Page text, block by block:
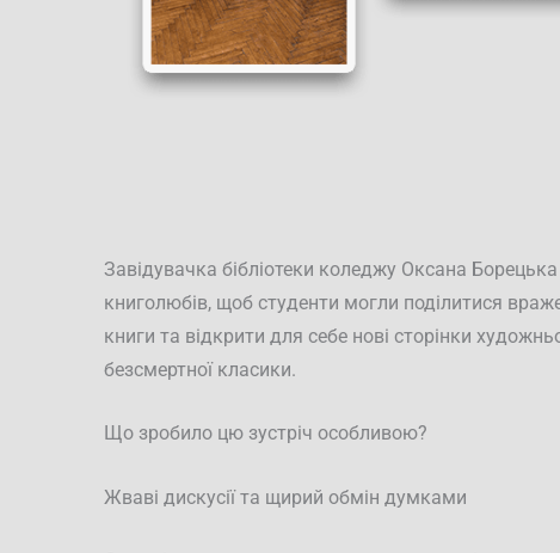
Завідувачка бібліотеки коледжу Оксана
книголюбів, щоб студенти могли поділитися
книги та відкрити для себе нові сторінки
безсмертної класики.
Що зробило цю зустріч особливою?
Жваві дискусії та щирий обмін думками